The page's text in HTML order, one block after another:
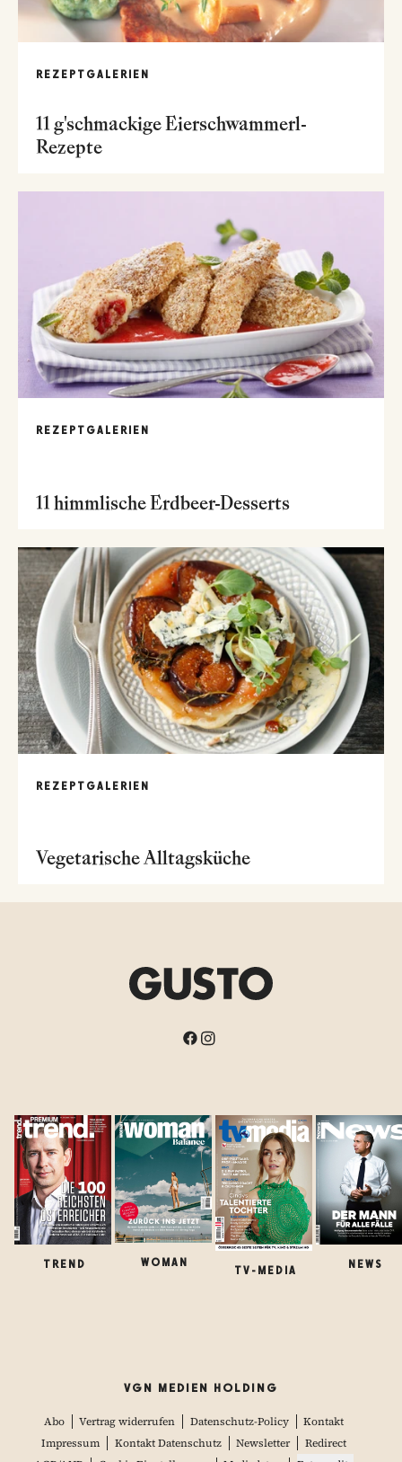
REZEPTGALERIEN
11 g'schmackige Eierschwammerl-
Rezepte
REZEPTGALERIEN
11 himmlische Erdbeer-Desserts
REZEPTGALERIEN
Vegetarische Alltagsküche
TREND WOMAN
TV-MEDIA
NEWS
VGN MEDIEN HOLDING
Abo Vertrag widerrufen Datenschutz-Policy
Kontakt
Impressum
Kontakt Datenschutz Newsletter
Redirect